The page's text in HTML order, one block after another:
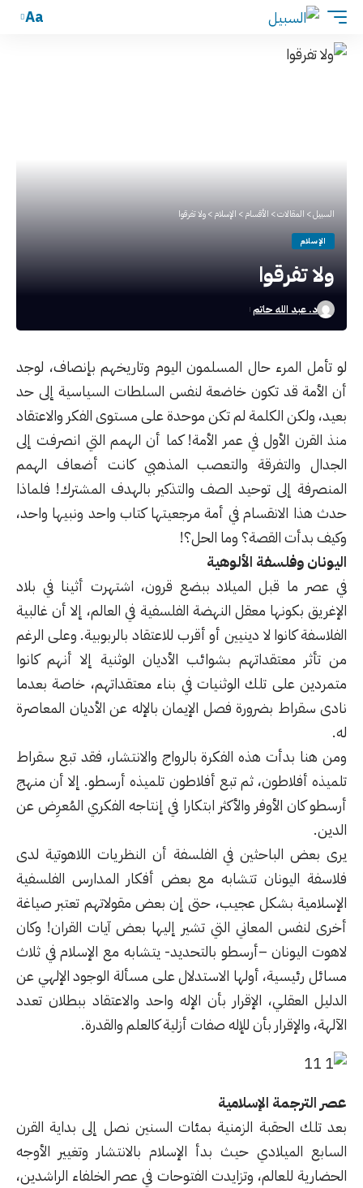
Aa
السبيل> المقالات> الأقسام> الإسلام>ولا تفرقوا
الإسلام
ولا تفرقوا
د. عبد الله حاتم
لو تأمل المرء حال المسلمون اليوم وتاريخهم بإنصاف، لوجد
أن الأمة قد تكون خاضعة لنفس السلطات السياسية إلى حد
بعيد، ولكن الكلمة لم تكن موحدة على مستوى الفكر والاعتقاد
منذ القرن الأول في عمر الأمة! كما أن الهمم التي انصرفت إلى
الجدال والتفرقة والتعصب المذهبي كانت أضعاف الهمم
المنصرفة إلى توحيد الصف والتذكير بالهدف المشترك! فلماذا
حدث هذا الانقسام في أمة مرجعيتها كتاب واحد ونبيها واحد،
وكيف بدأت القصة؟ وما الحل؟!
اليونان وفلسفة الألوهية
في عصر ما قبل الميلاد ببضع قرون، اشتهرت أثينا في بلاد
الإغريق بكونها معقل النهضة الفلسفية في العالم، إلا أن غالبية
الفلاسفة كانوا لا دينيين أو أقرب للاعتقاد بالربوبية. وعلى الرغم
من تأثر معتقداتهم بشوائب الأديان الوثنية إلا أنهم كانوا
متمردين على تلك الوثنيات في بناء معتقداتهم، خاصة بعدما
نادى سقراط بضرورة فصل الإيمان بالإله عن الأديان المعاصرة
له.
ومن هنا بدأت هذه الفكرة بالرواج والانتشار، فقد تبع سقراط
تلميذه أفلاطون، ثم تبع أفلاطون تلميذه أرسطو. إلا أن منهج
أرسطو كان الأوفر والأكثر ابتكارا في إنتاجه الفكري المُعرِض عن
الدين.
يرى بعض الباحثين في الفلسفة أن النظريات اللاهوتية لدى
فلاسفة اليونان تتشابه مع بعض أفكار المدارس الفلسفية
الإسلامية بشكل عجيب، حتى إن بعض مقولاتهم تعتبر صياغة
أخرى لنفس المعاني التي تشير إليها بعض آيات القران! وكان
لاهوت اليونان –أرسطو بالتحديد- يتشابه مع الإسلام في ثلاث
مسائل رئيسية، أولها الاستدلال على مسألة الوجود الإلهي عن
الدليل العقلي، الإقرار بأن الإله واحد والاعتقاد ببطلان تعدد
الآلهة، والإقرار بأن للإله صفات أزلية كالعلم والقدرة.
عصر الترجمة الإسلامية
بعد تلك الحقبة الزمنية بمئات السنين نصل إلى بداية القرن
السابع الميلادي حيث بدأ الإسلام بالانتشار وتغيير الأوجه
الحضارية للعالم، وتزايدت الفتوحات في عصر الخلفاء الراشدين،